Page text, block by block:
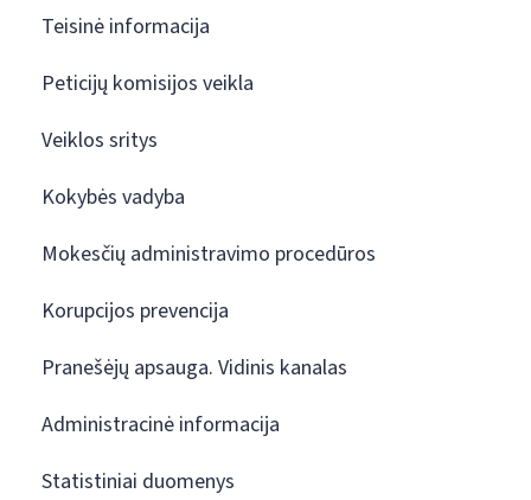
Teisinė informacija
Peticijų komisijos veikla
Veiklos sritys
Kokybės vadyba
Mokesčių administravimo procedūros
Korupcijos prevencija
Pranešėjų apsauga. Vidinis kanalas
Administracinė informacija
Statistiniai duomenys